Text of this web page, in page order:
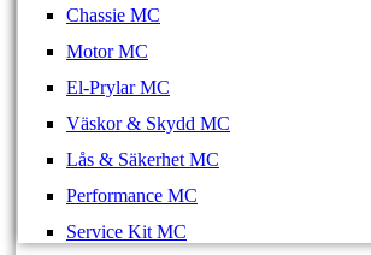
Chassie MC
Motor MC
El-Prylar MC
Väskor & Skydd MC
Lås & Säkerhet MC
Performance MC
Service Kit MC